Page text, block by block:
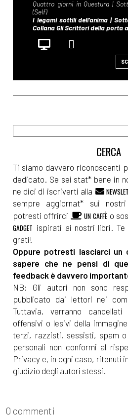
Ti siamo davvero riconoscenti
dedicato. Se sei stat* bene in
ne dici di iscriverti alla
sempre aggiornat* sui nostri
potresti offrirci
UN CAFFÈ o
GADGET ispirati ai nostri libri. Te
grati!
Oppure potresti lasciarci un
sapere che ne pensi di
feedback è davvero
NB: Gli autori non sono
pubblicato dai lettori nei
Tuttavia, verranno
offensivi o lesivi della
terzi, razzisti, sessisti, spam
personali non conformi al
Privacy e, in ogni caso, ritenuti
giudizio degli autori stessi.
0 commenti